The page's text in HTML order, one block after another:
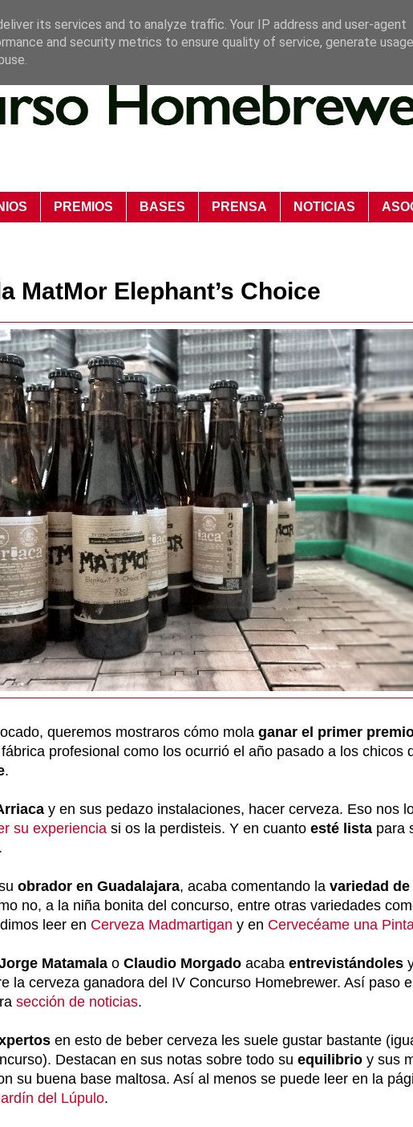
PREMIOS BASES PRENSA NOTICIAS
MatMor Elephant’s Choice
queremos mostraros cómo mola ganar el primer
profesional como los ocurrió el año pasado a los chicos
.
y en sus pedazo instalaciones, hacer cerveza. Eso nos
su experiencia si os la perdisteis. Y en cuanto esté lista para
.
obrador en Guadalajara, acaba comentando la variedad
no, a la niña bonita del concurso, entre otras variedades
leer en Cerveza Madmartigan y en Cervecéame una
Matamala o Claudio Morgado acaba entrevistándoles
la cerveza ganadora del IV Concurso Homebrewer. Así paso
sección de noticias.
en esto de beber cerveza les suele gustar bastante
Destacan en sus notas sobre todo su equilibrio y sus
su buena base maltosa. Así al menos se puede leer en la
del Lúpulo.
its services and to analyze traffic. Your IP address and user-agent
and security metrics to ensure quality of service, generate usage